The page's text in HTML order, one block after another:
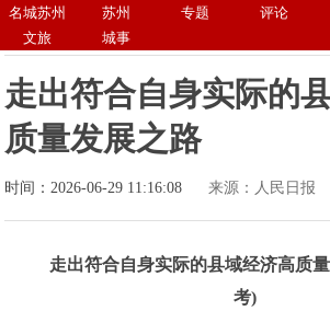
名城苏州 苏州 专题 评论
文旅
城事
走出符合自身实际的
质量发展之路
时间：2026-06-29 11:16:08 来源：人民日报
走出符合自身实际的县域经济高质
考)